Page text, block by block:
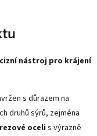
nástroj pro krájení
s důrazem na
druhů sýrů, zejména
oceli s výrazně